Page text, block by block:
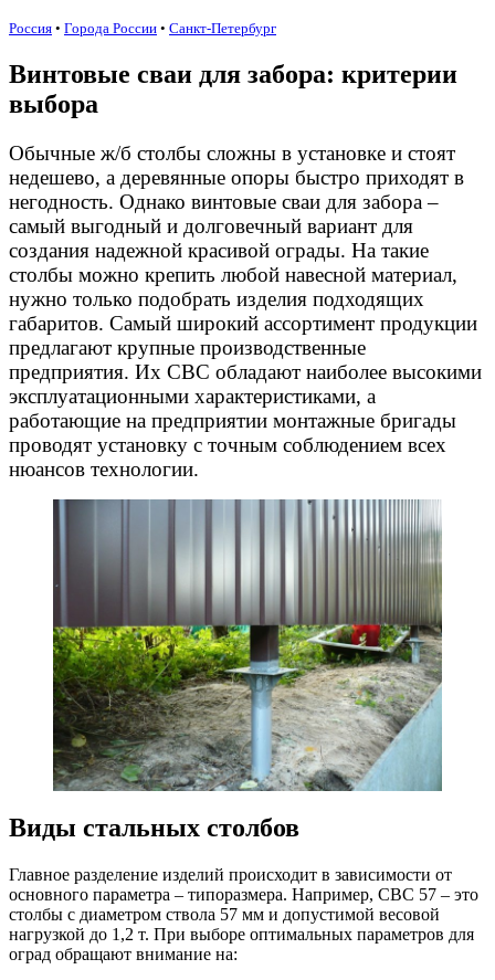
Россия • Города России • Санкт-Петербург
Винтовые сваи для забора: критерии
выбора
Обычные ж/б столбы сложны в установке и стоят
недешево, а деревянные опоры быстро приходят в
негодность. Однако винтовые сваи для забора –
самый выгодный и долговечный вариант для
создания надежной красивой ограды. На такие
столбы можно крепить любой навесной материал,
нужно только подобрать изделия подходящих
габаритов. Самый широкий ассортимент продукции
предлагают крупные производственные
предприятия. Их СВС обладают наиболее высокими
эксплуатационными характеристиками, а
работающие на предприятии монтажные бригады
проводят установку с точным соблюдением всех
нюансов технологии.
Виды стальных столбов
Главное разделение изделий происходит в зависимости от
основного параметра – типоразмера. Например, СВС 57 – это
столбы с диаметром ствола 57 мм и допустимой весовой
нагрузкой до 1,2 т. При выборе оптимальных параметров для
оград обращают внимание на: